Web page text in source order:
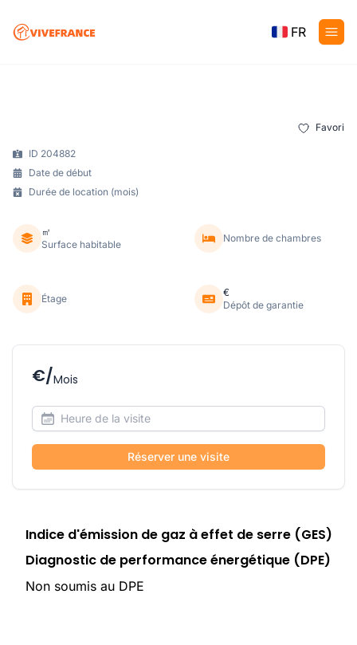
FR
Favori
ID 204882
Date de début
Durée de location (mois)
㎡
Surface habitable
Nombre de chambres
Étage
€
Dépôt de garantie
€/Mois
Réserver une visite
Indice d'émission de gaz à effet de serre (GES)
Diagnostic de performance énergétique (DPE)
Non soumis au DPE